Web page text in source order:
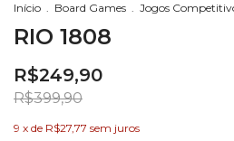
Início . Board Games . Jogos
RIO 1808
R$249,90
R$399,90
9 x de R$27,77 sem juros